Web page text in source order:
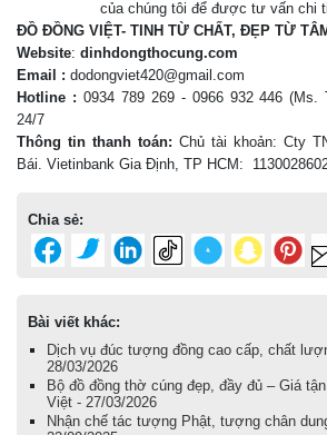
của chúng tôi để được tư vấn chi
ĐỒ ĐỒNG VIỆT- TINH TỪ CHẤT, ĐẸP TỪ
Website: dinhdongthocung.com
Email : dodongviet420@gmail.com
Hotline : 0934 789 269 - 0966 932 446 (Ms.
24/7
Thông tin thanh toán: Chủ tài khoản: Cty
Bái. Vietinbank Gia Định, TP HCM:
Chia sẻ:
Bài viết khác:
Dịch vụ đúc tượng đồng cao cấp, chất
28/03/2026
Bộ đồ đồng thờ cúng đẹp, đầy đủ – Giá
Việt - 27/03/2026
Nhận chế tác tượng Phật, tượng chân